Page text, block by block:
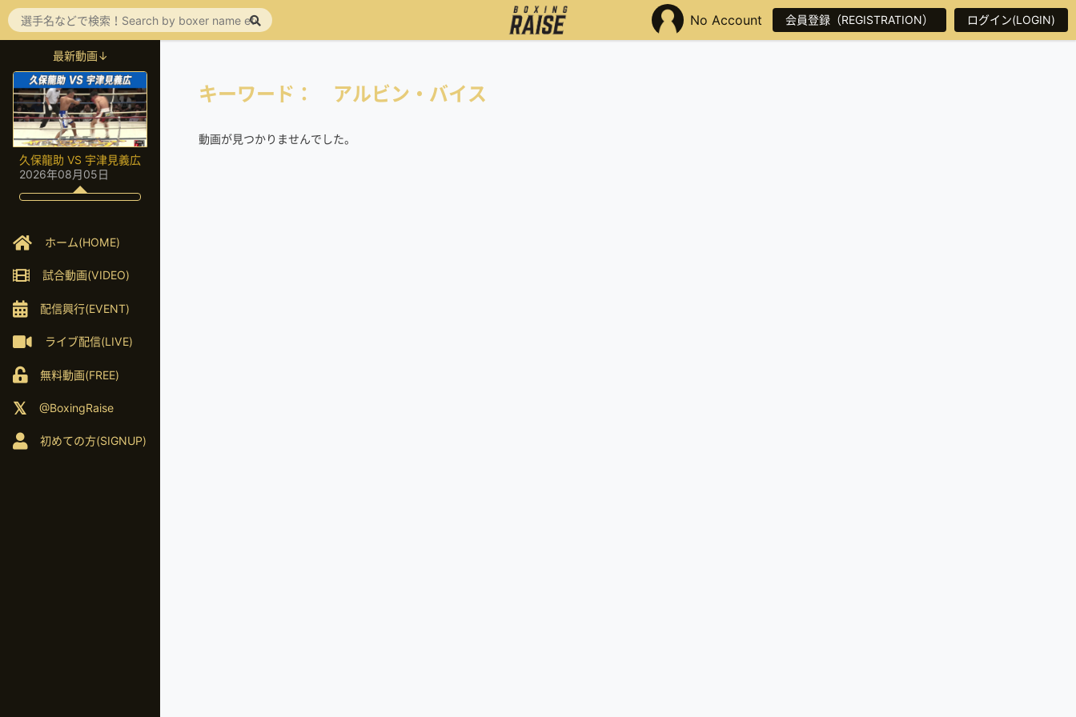
No Account 会員登録（REGISTRATION） ログイン(LOGIN)
最新動画↓
久保龍助 VS 宇津見義広
2026年08月05日
ホーム(HOME)
試合動画(VIDEO)
配信興行(EVENT)
ライブ配信(LIVE)
無料動画(FREE)
@BoxingRaise
初めての方(SIGNUP)
キーワード： アルビン・バイス
動画が見つかりませんでした。